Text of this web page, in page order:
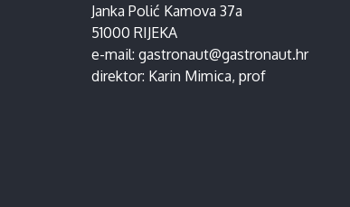
Janka Polić Kamova 37a
51000 RIJEKA
e-mail: gastronaut@gastronaut.hr
direktor: Karin Mimica, prof